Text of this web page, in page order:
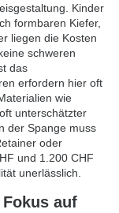
Kinder
formbaren Kiefer,
liegen die Kosten
schweren
das
erfordern hier oft
wie
unterschätzter
der Spange muss
oder
und 1.200 CHF
unerlässlich.
auf